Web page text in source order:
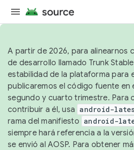
A partir de 2026, para alinearnos
de desarrollo llamado Trunk
estabilidad de la plataforma para
publicaremos el código fuente en
segundo y cuarto trimestre. Para
contribuir a él, usa android-
rama del manifiesto android-
siempre hará referencia a la
se envió al AOSP. Para obtener